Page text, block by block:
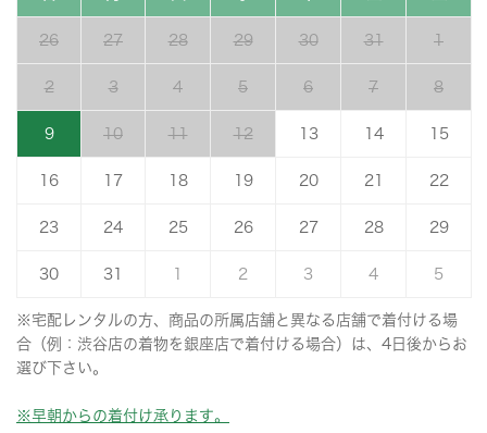
26 27 28 29 30 31 1
2 3 4 5 6 7 8
9 10 11 12 13 14 15
16 17 18 19 20 21 22
23 24 25 26 27 28 29
30 31 2 3 4 5
※宅配レンタルの方、商品の所属店舗と異なる店舗で着付ける場
合（例：渋谷店の着物を銀座店で着付ける場合）は、4日後からお
選び下さい。
※早朝からの着付け承ります。